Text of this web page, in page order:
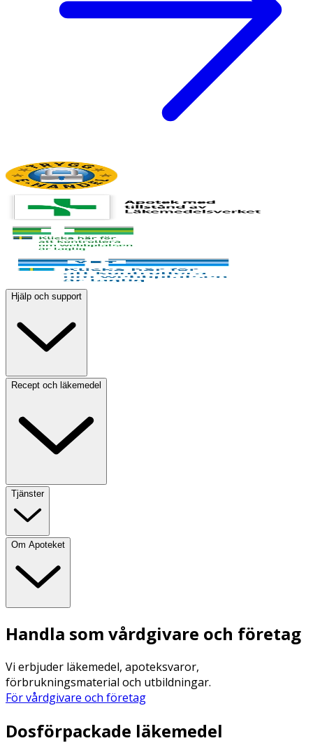
Hjälp och support
Recept och läkemedel
Tjänster
Om Apoteket
Handla som vårdgivare och företag
Vi erbjuder läkemedel, apoteksvaror,
förbrukningsmaterial och utbildningar.
För vårdgivare och företag
Dosförpackade läkemedel